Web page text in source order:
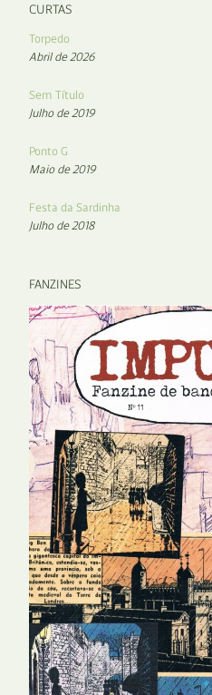
CURTAS
Torpedo
Abril de 2026
Sem Título
Julho de 2019
Ponto G
Maio de 2019
Festa da Sardinha
Julho de 2018
FANZINES